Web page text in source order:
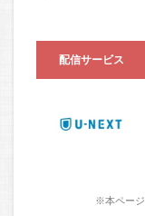
配信サービス
※本ページ